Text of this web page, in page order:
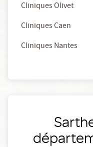
Cliniques Olivet
Cliniques Caen
Cliniques Nantes